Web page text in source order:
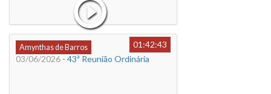
Amynthas de Barros
01:42:43
03/06/2026 - 43ª Reunião Ordinária